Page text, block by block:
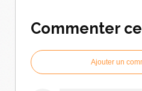
Commenter
Ajouter un